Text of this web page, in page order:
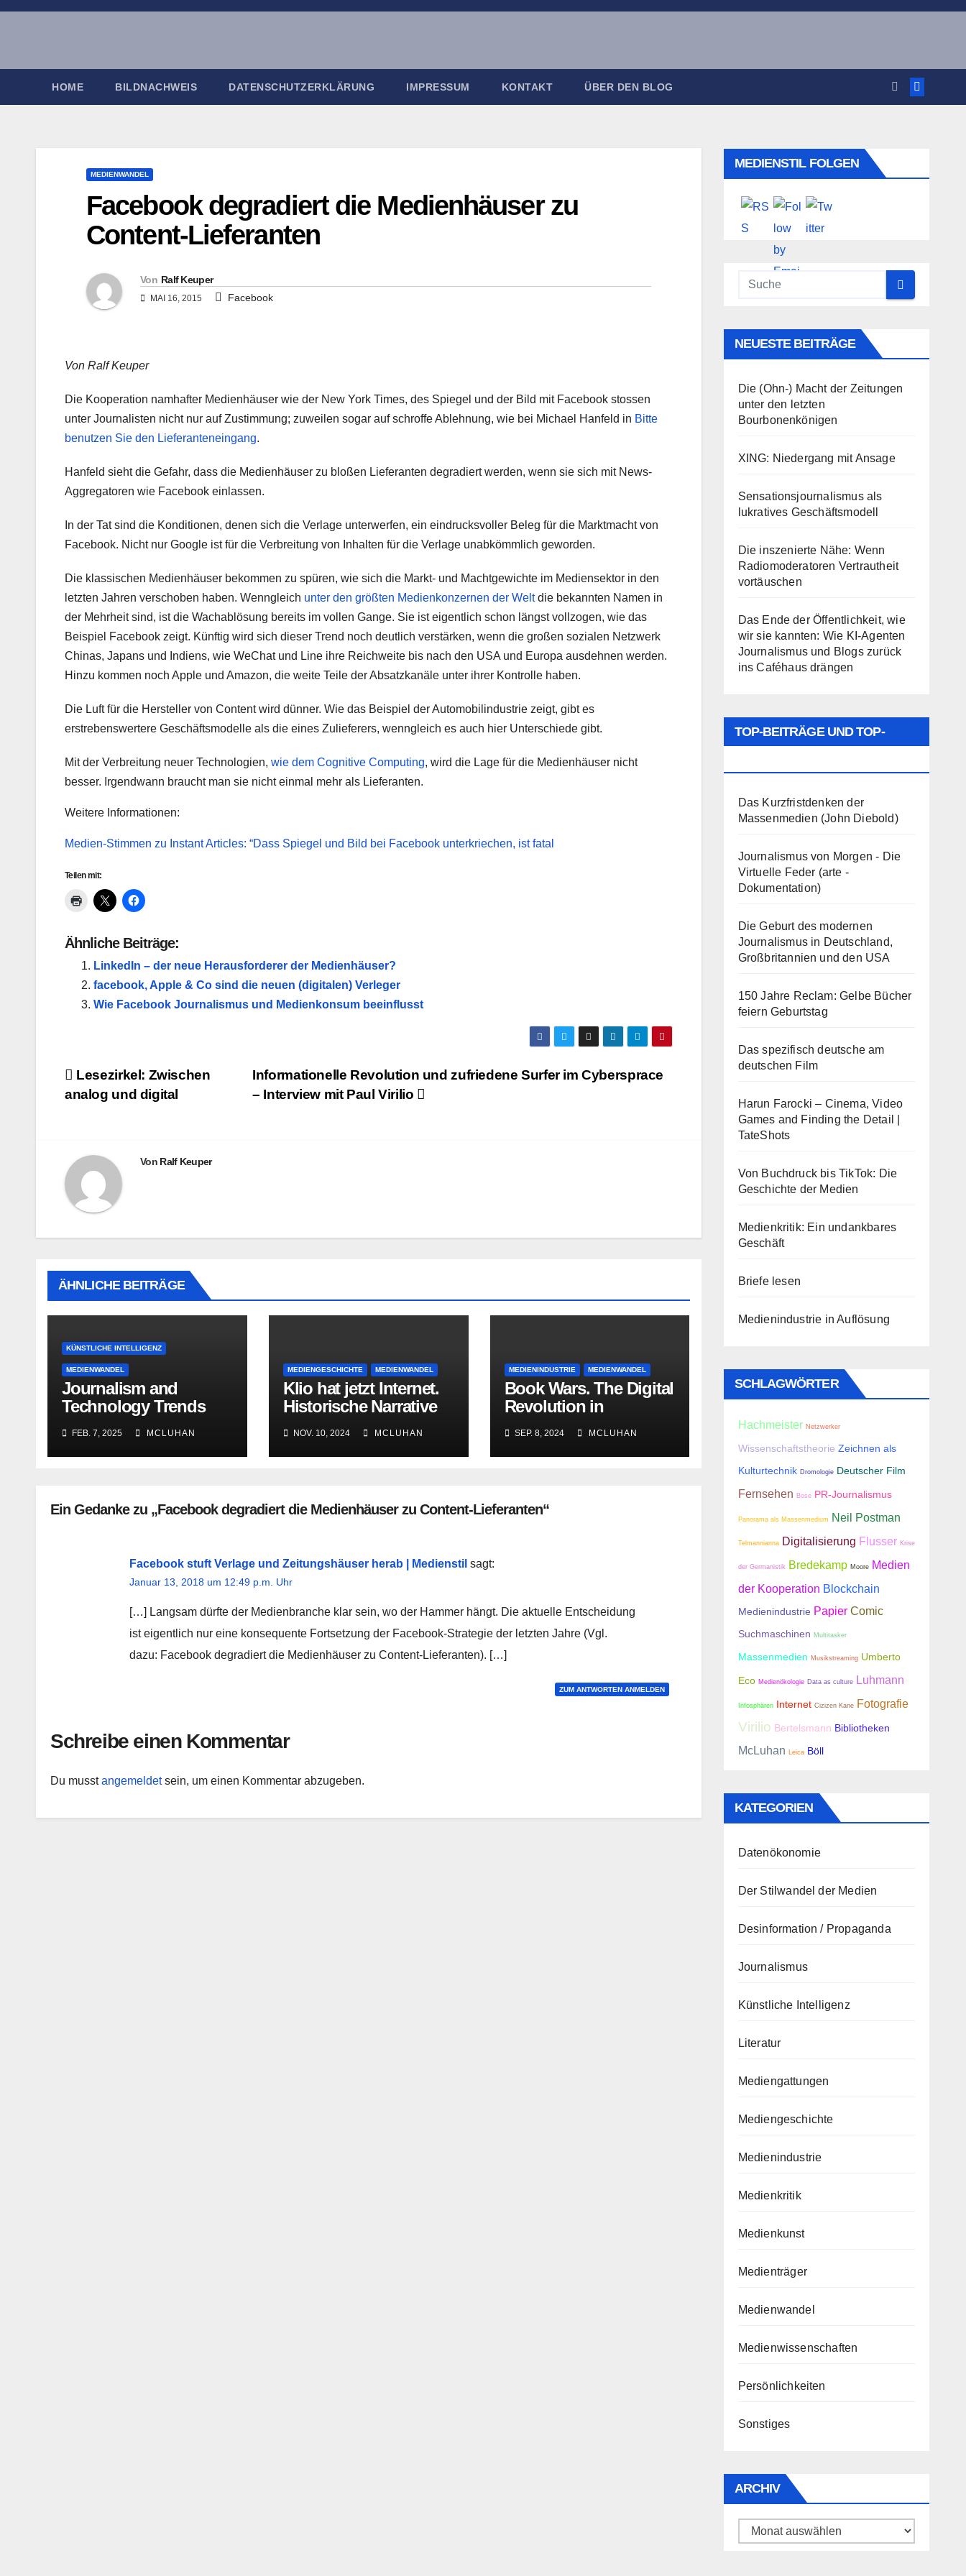
Zum
HOME BILDNACHWEIS DATENSCHUTZERKLÄRUNG IMPRESSUM KONTAKT ÜBER DEN BLOG
MEDIENWANDEL
Facebook degradiert die Medienhäuser zu
Content-Lieferanten
Von Ralf Keuper
MAI 16, 2015 Facebook
Von Ralf Keuper
Die Kooperation namhafter Medienhäuser wie der New York Times, des Spiegel und der Bild mit Facebook stossen
unter Journalisten nicht nur auf Zustimmung; zuweilen sogar auf schroffe Ablehnung, wie bei Michael Hanfeld in Bitte
benutzen Sie den Lieferanteneingang.
Hanfeld sieht die Gefahr, dass die Medienhäuser zu bloßen Lieferanten degradiert werden, wenn sie sich mit News-
Aggregatoren wie Facebook einlassen.
In der Tat sind die Konditionen, denen sich die Verlage unterwerfen, ein eindrucksvoller Beleg für die Marktmacht von
Facebook. Nicht nur Google ist für die Verbreitung von Inhalten für die Verlage unabkömmlich geworden.
Die klassischen Medienhäuser bekommen zu spüren, wie sich die Markt- und Machtgewichte im Mediensektor in den
letzten Jahren verschoben haben. Wenngleich unter den größten Medienkonzernen der Weltdie bekannten Namen in
der Mehrheit sind, ist die Wachablösung bereits im vollen Gange. Sie ist eigentlich schon längst vollzogen, wie das
Beispiel Facebook zeigt. Künftig wird sich dieser Trend noch deutlich verstärken, wenn die großen sozialen Netzwerk
Chinas, Japans und Indiens, wie WeChat und Line ihre Reichweite bis nach den USA und Europa ausdehnen werden.
Hinzu kommen noch Apple und Amazon, die weite Teile der Absatzkanäle unter ihrer Kontrolle haben.
Die Luft für die Hersteller von Content wird dünner. Wie das Beispiel der Automobilindustrie zeigt, gibt es
erstrebenswertere Geschäftsmodelle als die eines Zulieferers, wenngleich es auch hier Unterschiede gibt.
Mit der Verbreitung neuer Technologien, wie dem Cognitive Computing, wird die Lage für die Medienhäuser nicht
besser. Irgendwann braucht man sie nicht einmal mehr als Lieferanten.
Weitere Informationen:
Medien-Stimmen zu Instant Articles: “Dass Spiegel und Bild bei Facebook unterkriechen, ist fatal
Teilen mit:
Ähnliche Beiträge:
LinkedIn – der neue Herausforderer der Medienhäuser?
facebook, Apple & Co sind die neuen (digitalen) Verleger
Wie Facebook Journalismus und Medienkonsum beeinflusst
BeitragsnavigationInformationelle Revolution und zufriedene Surfer im Cybersprace
– Interview mit Paul Virilio
Lesezirkel: Zwischen
analog und digital
Von Ralf Keuper
ÄHNLICHE BEITRÄGE
KÜNSTLICHE INTELLIGENZ
MEDIENWANDEL
Journalism and
Technology Trends
FEB. 7, 2025 MCLUHAN
MEDIENGESCHICHTE MEDIENWANDEL
Klio hat jetzt Internet.
Historische Narrative
Darstellung,
Inszenierung,
NOV. 10, 2024 MCLUHAN
MEDIENINDUSTRIE MEDIENWANDEL
Book Wars. The Digital
Revolution in
SEP. 8, 2024 MCLUHAN
Ein Gedanke zu „Facebook degradiert die Medienhäuser zu Content-Lieferanten“
Facebook stuft Verlage und Zeitungshäuser herab | Medienstil sagt:
Januar 13, 2018 um 12:49 p.m. Uhr
[…] Langsam dürfte der Medienbranche klar sein, wo der Hammer hängt. Die aktuelle Entscheidung
ist eigentlich nur eine konsequente Fortsetzung der Facebook-Strategie der letzten Jahre (Vgl.
dazu: Facebook degradiert die Medienhäuser zu Content-Lieferanten). […]
ZUM ANTWORTEN ANMELDEN
Schreibe einen Kommentar
Du musstangemeldetsein, um einen Kommentar abzugeben.
MEDIENSTIL FOLGEN
NEUESTE BEITRÄGE
Die (Ohn-) Macht der Zeitungen
unter den letzten
Bourbonenkönigen
XING: Niedergang mit Ansage
Sensationsjournalismus als
lukratives Geschäftsmodell
Die inszenierte Nähe: Wenn
Radiomoderatoren Vertrautheit
vortäuschen
Das Ende der Öffentlichkeit, wie
wir sie kannten: Wie KI-Agenten
Journalismus und Blogs zurück
ins Caféhaus drängen
TOP-BEITRÄGE UND TOP-
Das Kurzfristdenken der
Massenmedien (John Diebold)
Journalismus von Morgen - Die
Virtuelle Feder (arte -
Dokumentation)
Die Geburt des modernen
Journalismus in Deutschland,
Großbritannien und den USA
150 Jahre Reclam: Gelbe Bücher
feiern Geburtstag
Das spezifisch deutsche am
deutschen Film
Harun Farocki – Cinema, Video
Games and Finding the Detail |
TateShots
Von Buchdruck bis TikTok: Die
Geschichte der Medien
Medienkritik: Ein undankbares
Geschäft
Briefe lesen
Medienindustrie in Auflösung
SCHLAGWÖRTER
Hachmeister Netzwerker
Wissenschaftstheorie Zeichnen als
Kulturtechnik Dromologie Deutscher Film
Fernsehen Bose PR-Journalismus
Panorama als Massenmedium Neil Postman
Telmannianna Digitalisierung Flusser Krise
der Germanistik Bredekamp Moore Medien
der Kooperation Blockchain
Medienindustrie Papier Comic
Suchmaschinen Multitasker
Massenmedien Musikstreaming Umberto
Eco Medienökologie Data as culture Luhmann
Infosphären Internet Cizizen Kane Fotografie
Virilio Bertelsmann Bibliotheken
McLuhan Leica Böll
KATEGORIEN
Datenökonomie
Der Stilwandel der Medien
Desinformation / Propaganda
Journalismus
Künstliche Intelligenz
Literatur
Mediengattungen
Mediengeschichte
Medienindustrie
Medienkritik
Medienkunst
Medienträger
Medienwandel
Medienwissenschaften
Persönlichkeiten
Sonstiges
ARCHIV
Archiv